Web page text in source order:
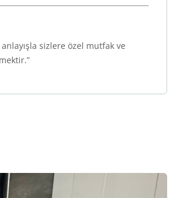
sizlere özel mutfak ve